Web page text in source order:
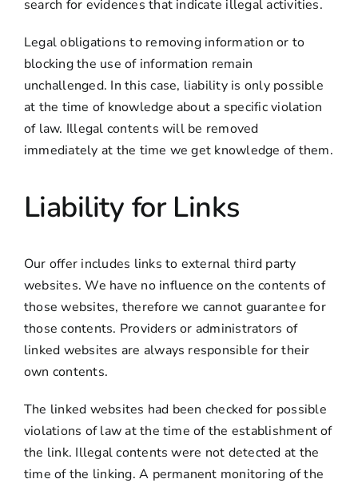
search for evidences that indicate illegal activities.
Legal obligations to removing information or to
blocking the use of information remain
unchallenged. In this case, liability is only possible
at the time of knowledge about a specific violation
of law. Illegal contents will be removed
immediately at the time we get knowledge of them.
Liability for Links
Our offer includes links to external third party
websites. We have no influence on the contents of
those websites, therefore we cannot guarantee for
those contents. Providers or administrators of
linked websites are always responsible for their
own contents.
The linked websites had been checked for possible
violations of law at the time of the establishment of
the link. Illegal contents were not detected at the
time of the linking. A permanent monitoring of the